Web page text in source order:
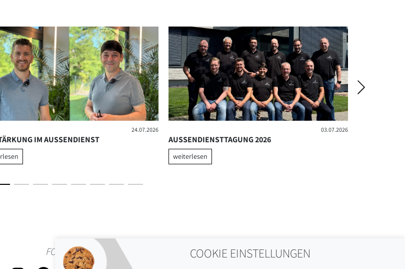
24.07.2026
IM AUSSENDIENST
03.07.2026
AUSSENDIENSTTAGUNG 2026
weiterlesen
FOLLOW US COOKIE EINSTELLUNGEN